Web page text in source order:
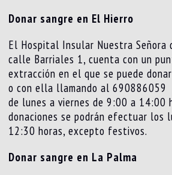
Donar sangre en El Hierro
El Hospital Insular Nuestra Señora
calle Barriales 1, cuenta con un
extracción en el que se puede
o con ella llamando al 690886059
de lunes a viernes de 9:00 a 14:00
donaciones se podrán efectuar los
12:30 horas, excepto festivos.
Donar sangre en La Palma